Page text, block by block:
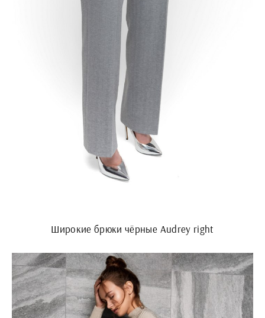
Широкие брюки чёрные Audrey right